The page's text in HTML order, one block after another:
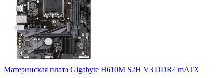
Материнская плата Gigabyte H610M S2H V3 DDR4 mATX